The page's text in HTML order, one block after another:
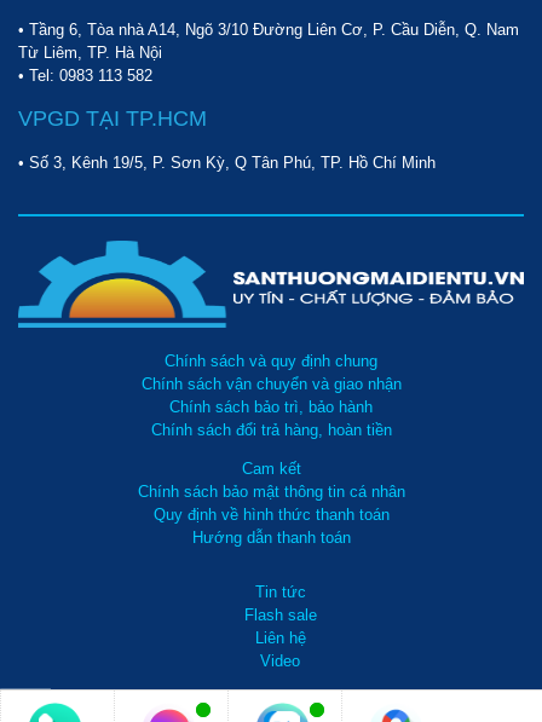
• Tầng 6, Tòa nhà A14, Ngõ 3/10 Đường Liên Cơ, P. Cầu Diễn, Q. Nam
Từ Liêm, TP. Hà Nội
• Tel: 0983 113 582
VPGD TẠI TP.HCM
• Số 3, Kênh 19/5, P. Sơn Kỳ, Q Tân Phú, TP. Hồ Chí Minh
Chính sách và quy định chung
Chính sách vận chuyển và giao nhận
Chính sách bảo trì, bảo hành
Chính sách đổi trả hàng, hoàn tiền
Cam kết
Chính sách bảo mật thông tin cá nhân
Quy định về hình thức thanh toán
Hướng dẫn thanh toán
Tin tức
Flash sale
Liên hệ
Video